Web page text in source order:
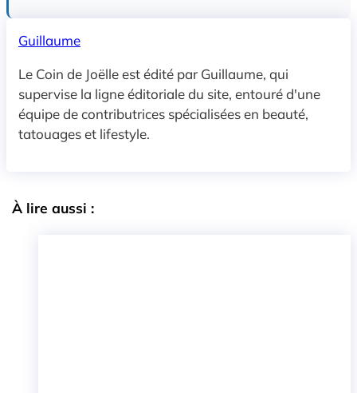
Guillaume
Le Coin de Joëlle est édité par Guillaume, qui
supervise la ligne éditoriale du site, entouré d'une
équipe de contributrices spécialisées en beauté,
tatouages et lifestyle.
À lire aussi :